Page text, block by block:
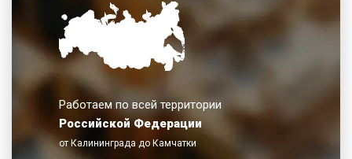
Работаем по всей территории
Российской Федерации
от Калининграда до Камчатки